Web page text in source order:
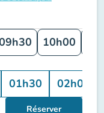
10h00
01h30 02h00
Réserver